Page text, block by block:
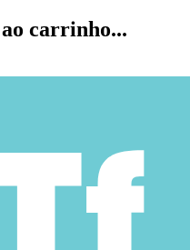
carrinho...